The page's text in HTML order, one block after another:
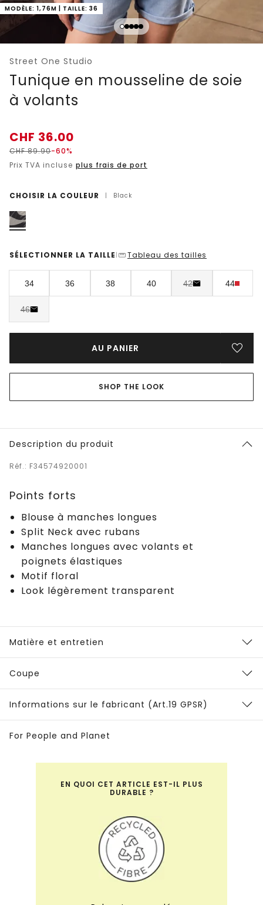
MODÈLE: 1,76M | TAILLE: 36
Street One Studio
Tunique en mousseline de soie
à volants
CHF 36.00
CHF89.90-60%
Prix TVA incluse plus frais de port
CHOISIR LA COULEUR | Black
SÉLECTIONNER LA TAILLE | Tableau des tailles
34 36 38 40 42 44
46
AU PANIER
SHOP THE LOOK
Description du produit
Réf.: F34574920001
Points forts
Blouse à manches longues
Split Neck avec rubans
Manches longues avec volants et
poignets élastiques
Motif floral
Look légèrement transparent
Matière et entretien
Coupe
Informations sur le fabricant (Art.19 GPSR)
For People and Planet
EN QUOI CET ARTICLE EST-IL PLUS
DURABLE ?